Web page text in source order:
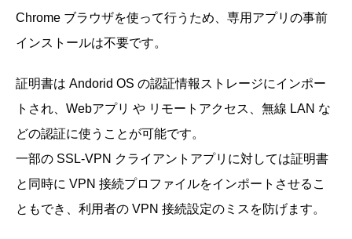
Chrome ブラウザを使って行うため、専用アプリの事前
インストールは不要です。
証明書は Andorid OS の認証情報ストレージにインポー
トされ、Webアプリ や リモートアクセス、無線 LAN な
どの認証に使うことが可能です。
一部の SSL-VPN クライアントアプリに対しては証明書
と同時に VPN 接続プロファイルをインポートさせるこ
ともでき、利用者の VPN 接続設定のミスを防げます。